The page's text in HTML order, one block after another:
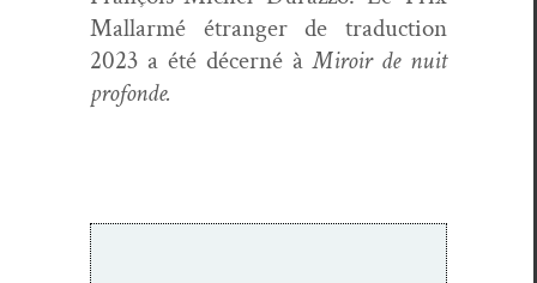
Mal­lar­mé étranger de tra­duc­tion
2023 a été décerné àMiroir de nuit
profonde.